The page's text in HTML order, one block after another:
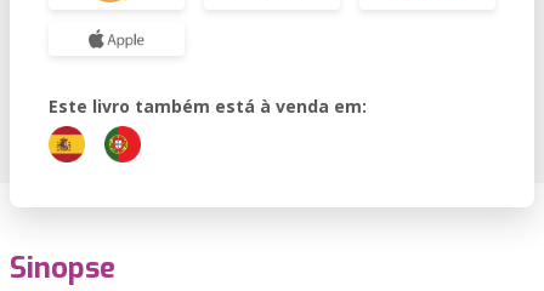
Este livro também está à venda em:
Sinopse